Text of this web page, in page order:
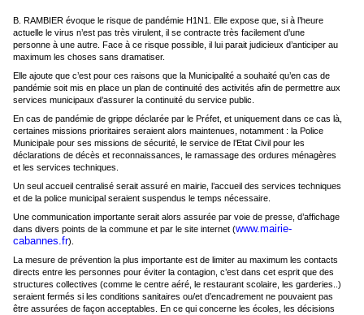
B. RAMBIER évoque le risque de pandémie H1N1. Elle expose que, si à l’heure
actuelle le virus n’est pas très virulent, il se contracte très facilement d’une
personne à une autre. Face à ce risque possible, il lui parait judicieux d’anticiper au
maximum les choses sans dramatiser.
Elle ajoute que c’est pour ces raisons que la Municipalité a souhaité qu’en cas de
pandémie soit mis en place un plan de continuité des activités afin de permettre aux
services municipaux d’assurer la continuité du service public.
En cas de pandémie de grippe déclarée par le Préfet, et uniquement dans ce cas là,
certaines missions prioritaires seraient alors maintenues, notamment : la Police
Municipale pour ses missions de sécurité, le service de l’Etat Civil pour les
déclarations de décès et reconnaissances, le ramassage des ordures ménagères
et les services techniques.
Un seul accueil centralisé serait assuré en mairie, l’accueil des services techniques
et de la police municipal seraient suspendus le temps nécessaire.
Une communication importante serait alors assurée par voie de presse, d’affichage
dans divers points de la commune et par le site internet (www.mairie-
cabannes.fr).
La mesure de prévention la plus importante est de limiter au maximum les contacts
directs entre les personnes pour éviter la contagion, c’est dans cet esprit que des
structures collectives (comme le centre aéré, le restaurant scolaire, les garderies..)
seraient fermés si les conditions sanitaires ou/et d’encadrement ne pouvaient pas
être assurées de façon acceptables. En ce qui concerne les écoles, les décisions